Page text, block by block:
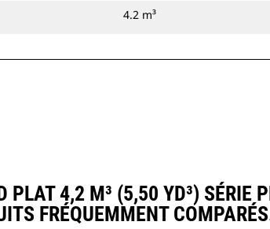
4.2 m³
PLAT 4,2 M³ (5,50 YD³) SÉRIE
FRÉQUEMMENT